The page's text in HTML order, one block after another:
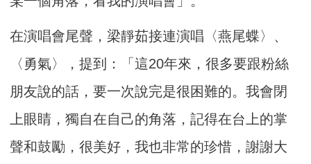
在演唱會尾聲，梁靜茹接連演唱〈燕尾蝶〉、
〈勇氣〉，提到：「這20年來，很多要跟粉絲
朋友說的話，要一次說完是很困難的。我會閉
上眼睛，獨自在自己的角落，記得在台上的掌
聲和鼓勵，很美好，我也非常的珍惜，謝謝大